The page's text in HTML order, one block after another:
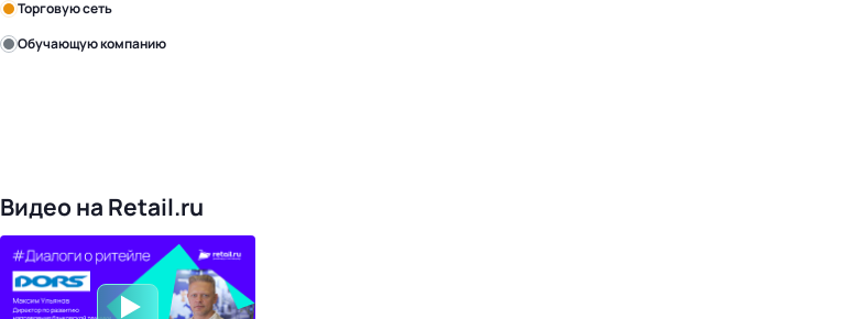
Торговую сеть
Обучающую компанию
Видео на Retail.ru